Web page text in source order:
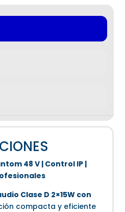
48 V | Control IP |
Clase D 2×15W con
compacta y eficiente